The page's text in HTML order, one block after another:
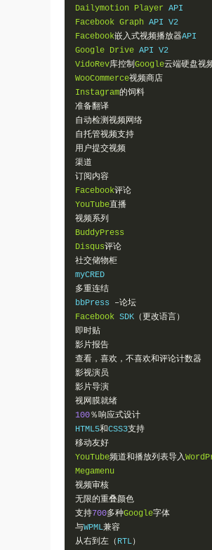
Dailymotion Player
Facebook Graph
Facebook嵌入式视频播放器
Google Drive
VidoRev库控制Google云端硬盘视
WooCommerce视频商店
Instagram的饲料
准备翻译
自动检测视频网络
自托管视频支持
用户提交视频
渠道
订阅内容
Facebook评论
YouTube直播
视频系列
BuddyPress
Disqus评论
社交储物柜
多重连结
bbPress –论坛
Facebook SDK （更改语言）
即时贴
影片报告
查看，喜欢，不喜欢和评论计数器
影视演员
影片导演
视网膜就绪
100％响应式设计
HTML5和CSS3支持
移动友好
YouTube频道和播放列表导入
Megamenu
视频审核
无限的重叠颜色
支持700多种Google字体
与WPML兼容
从右到左（ RTL）